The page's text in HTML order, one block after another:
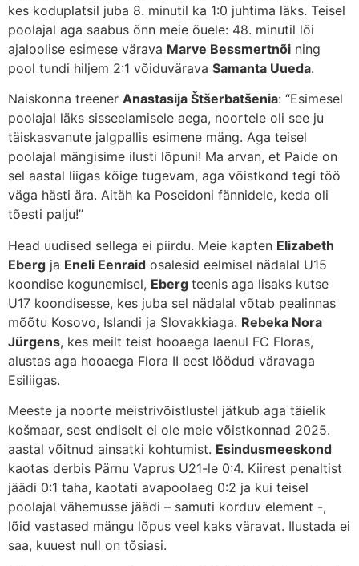
kes koduplatsil juba 8. minutil ka 1:0 juhtima läks. Teisel
poolajal aga saabus õnn meie õuele: 48. minutil lõi
ajaloolise esimese värava Marve Bessmertnõi ning
pool tundi hiljem 2:1 võiduvärava Samanta Uueda.
Naiskonna treener Anastasija Štšerbatšenia: “Esimesel
poolajal läks sisseelamisele aega, noortele oli see ju
täiskasvanute jalgpallis esimene mäng. Aga teisel
poolajal mängisime ilusti lõpuni! Ma arvan, et Paide on
sel aastal liigas kõige tugevam, aga võistkond tegi töö
väga hästi ära. Aitäh ka Poseidoni fännidele, keda oli
tõesti palju!”
Head uudised sellega ei piirdu. Meie kapten Elizabeth
Eberg ja Eneli Eenraid osalesid eelmisel nädalal U15
koondise kogunemisel, Eberg teenis aga lisaks kutse
U17 koondisesse, kes juba sel nädalal võtab pealinnas
mõõtu Kosovo, Islandi ja Slovakkiaga. Rebeka Nora
Jürgens, kes meilt teist hooaega laenul FC Floras,
alustas aga hooaega Flora II eest löödud väravaga
Esiliigas.
Meeste ja noorte meistrivõistlustel jätkub aga täielik
košmaar, sest endiselt ei ole meie võistkonnad 2025.
aastal võitnud ainsatki kohtumist. Esindusmeeskond
kaotas derbis Pärnu Vaprus U21-le 0:4. Kiirest penaltist
jäädi 0:1 taha, kaotati avapoolaeg 0:2 ja kui teisel
poolajal vähemusse jäädi – samuti korduv element -,
lõid vastased mängu lõpus veel kaks väravat. Ilustada ei
saa, kuuest null on tõsiasi.